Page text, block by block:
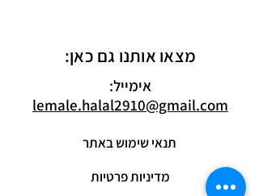
מצאו אותנו גם כאן:
אימייל:
lemale.halal2910@gmail.com
תנאי שימוש באתר
מדיניות פרטיות